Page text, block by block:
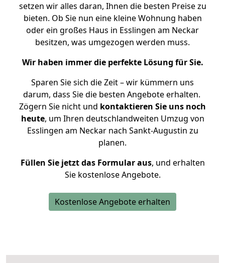
setzen wir alles daran, Ihnen die besten Preise zu
bieten. Ob Sie nun eine kleine Wohnung haben
oder ein großes Haus in Esslingen am Neckar
besitzen, was umgezogen werden muss.
Wir haben immer die perfekte Lösung für Sie.
Sparen Sie sich die Zeit – wir kümmern uns
darum, dass Sie die besten Angebote erhalten.
Zögern Sie nicht und kontaktieren Sie uns noch
heute, um Ihren deutschlandweiten Umzug von
Esslingen am Neckar nach Sankt-Augustin zu
planen.
Füllen Sie jetzt das Formular aus, und erhalten
Sie kostenlose Angebote.
Kostenlose Angebote erhalten